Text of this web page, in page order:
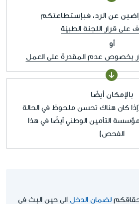
عن الرد، فبإستطاعتكم
على قرار اللجنة الطبيّة
أو
بخصوص عدم المقدرة على العمل
بالإمكان أيضًا
كان هناك تحسن ملحوظ في الحالة
مؤسسة التأمين الوطني أيضًا في هذا
الفحص)
لضمان الدخل الى حين البث في